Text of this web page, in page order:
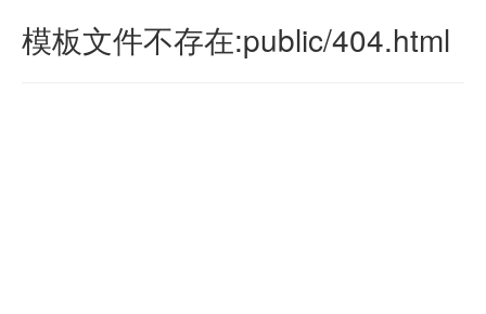
模板文件不存在:public/404.html